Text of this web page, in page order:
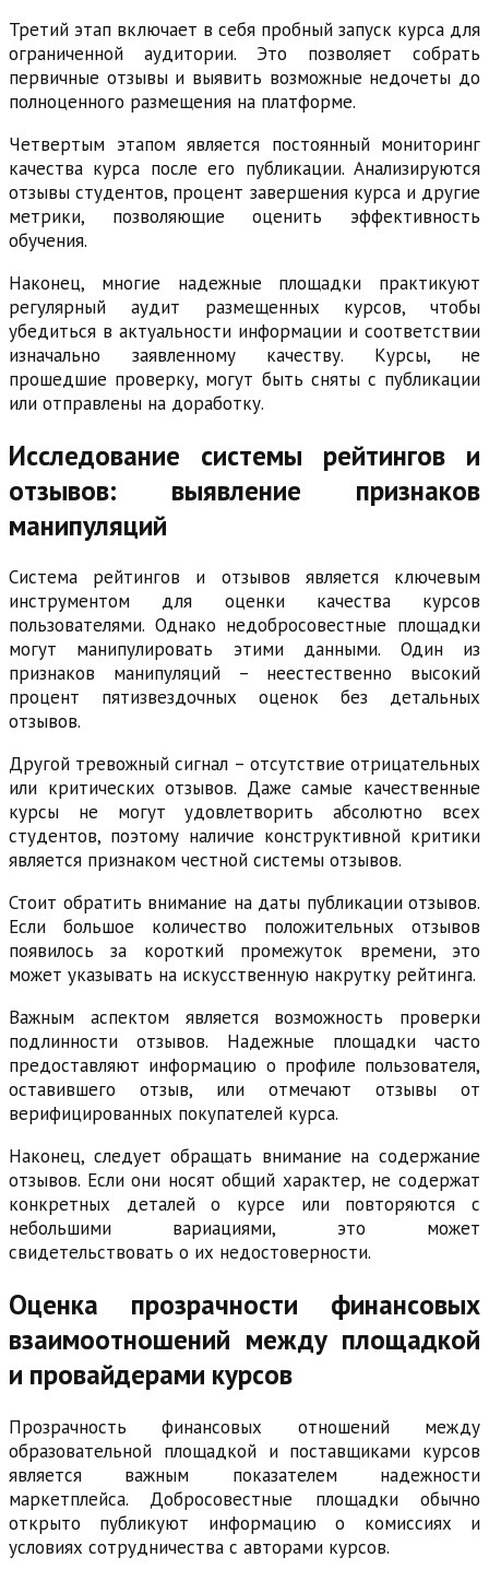
Третий этап включает в себя пробный запуск курса для
ограниченной аудитории. Это позволяет собрать
первичные отзывы и выявить возможные недочеты до
полноценного размещения на платформе.
Четвертым этапом является постоянный мониторинг
качества курса после его публикации. Анализируются
отзывы студентов, процент завершения курса и другие
метрики, позволяющие оценить эффективность
обучения.
Наконец, многие надежные площадки практикуют
регулярный аудит размещенных курсов, чтобы
убедиться в актуальности информации и соответствии
изначально заявленному качеству. Курсы, не
прошедшие проверку, могут быть сняты с публикации
или отправлены на доработку.
Исследование системы рейтингов и
отзывов: выявление признаков
манипуляций
Система рейтингов и отзывов является ключевым
инструментом для оценки качества курсов
пользователями. Однако недобросовестные площадки
могут манипулировать этими данными. Один из
признаков манипуляций – неестественно высокий
процент пятизвездочных оценок без детальных
отзывов.
Другой тревожный сигнал – отсутствие отрицательных
или критических отзывов. Даже самые качественные
курсы не могут удовлетворить абсолютно всех
студентов, поэтому наличие конструктивной критики
является признаком честной системы отзывов.
Стоит обратить внимание на даты публикации отзывов.
Если большое количество положительных отзывов
появилось за короткий промежуток времени, это
может указывать на искусственную накрутку рейтинга.
Важным аспектом является возможность проверки
подлинности отзывов. Надежные площадки часто
предоставляют информацию о профиле пользователя,
оставившего отзыв, или отмечают отзывы от
верифицированных покупателей курса.
Наконец, следует обращать внимание на содержание
отзывов. Если они носят общий характер, не содержат
конкретных деталей о курсе или повторяются с
небольшими вариациями, это может
свидетельствовать о их недостоверности.
Оценка прозрачности финансовых
взаимоотношений между площадкой
и провайдерами курсов
Прозрачность финансовых отношений между
образовательной площадкой и поставщиками курсов
является важным показателем надежности
маркетплейса. Добросовестные площадки обычно
открыто публикуют информацию о комиссиях и
условиях сотрудничества с авторами курсов.